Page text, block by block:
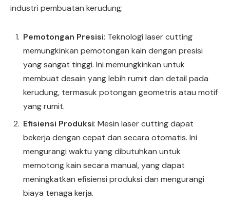
industri pembuatan kerudung:
Pemotongan Presisi: Teknologi laser cutting
memungkinkan pemotongan kain dengan presisi
yang sangat tinggi. Ini memungkinkan untuk
membuat desain yang lebih rumit dan detail pada
kerudung, termasuk potongan geometris atau motif
yang rumit.
Efisiensi Produksi: Mesin laser cutting dapat
bekerja dengan cepat dan secara otomatis. Ini
mengurangi waktu yang dibutuhkan untuk
memotong kain secara manual, yang dapat
meningkatkan efisiensi produksi dan mengurangi
biaya tenaga kerja.